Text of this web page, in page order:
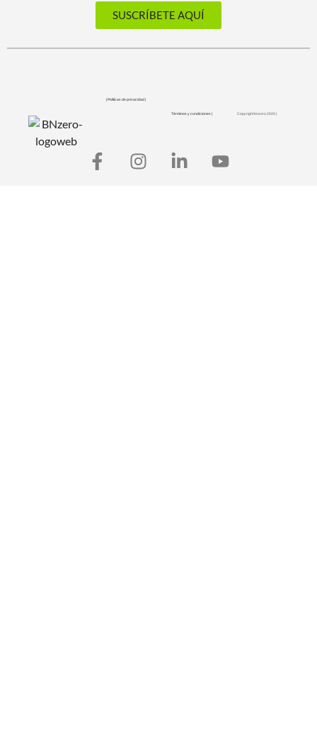
SUSCRÍBETE AQUÍ
| Políticas de privacidad |
Términos y condiciones | Copyright bnzero 2025 |